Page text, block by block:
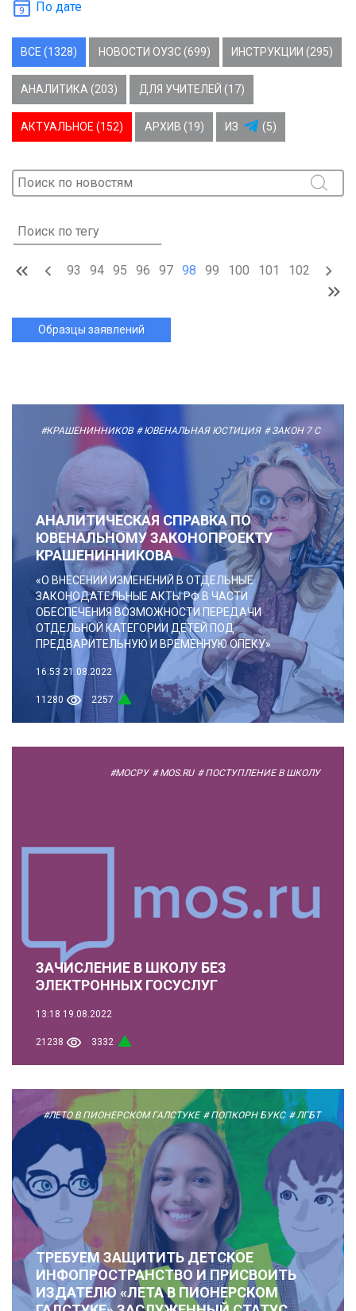
По дате
ВСЕ (1328) НОВОСТИ ОУЗС (699) ИНСТРУКЦИИ (295)
АНАЛИТИКА (203) ДЛЯ УЧИТЕЛЕЙ (17)
АКТУАЛЬНОЕ (152) АРХИВ (19) ИЗ (5)
93 94 95 96 97 98 99 100 101 102
Образцы заявлений
#КРАШЕНИННИКОВ # ЮВЕНАЛЬНАЯ ЮСТИЦИЯ # ЗАКОН 7 С
АНАЛИТИЧЕСКАЯ СПРАВКА ПО
ЮВЕНАЛЬНОМУ ЗАКОНОПРОЕКТУ
КРАШЕНИННИКОВА
«О ВНЕСЕНИИ ИЗМЕНЕНИЙ В ОТДЕЛЬНЫЕ
ЗАКОНОДАТЕЛЬНЫЕ АКТЫ РФ В ЧАСТИ
ОБЕСПЕЧЕНИЯ ВОЗМОЖНОСТИ ПЕРЕДАЧИ
ОТДЕЛЬНОЙ КАТЕГОРИИ ДЕТЕЙ ПОД
ПРЕДВАРИТЕЛЬНУЮ И ВРЕМЕННУЮ ОПЕКУ»
16:53 21.08.2022
11280 2257
#МОСРУ # MOS.RU # ПОСТУПЛЕНИЕ В ШКОЛУ
ЗАЧИСЛЕНИЕ В ШКОЛУ БЕЗ
ЭЛЕКТРОННЫХ ГОСУСЛУГ
13:18 19.08.2022
21238 3332
#ЛЕТО В ПИОНЕРСКОМ ГАЛСТУКЕ # ПОПКОРН БУКС # ЛГБТ
ТРЕБУЕМ ЗАЩИТИТЬ ДЕТСКОЕ
ИНФОПРОСТРАНСТВО И ПРИСВОИТЬ
ИЗДАТЕЛЮ «ЛЕТА В ПИОНЕРСКОМ